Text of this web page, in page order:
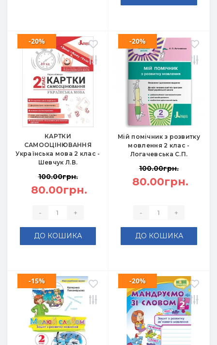
КАРТКИ
САМООЦІНЮВАННЯ
Українська мова 2 клас -
Шевчук Л.В.
-20%
100.00грн.
80.00грн.
- +
ДО КОШИКА
Мій помічник з розвитку
мовлення 2 клас -
Логачевська С.П.
-20%
100.00грн.
80.00грн.
- +
ДО КОШИКА
-15% -20%